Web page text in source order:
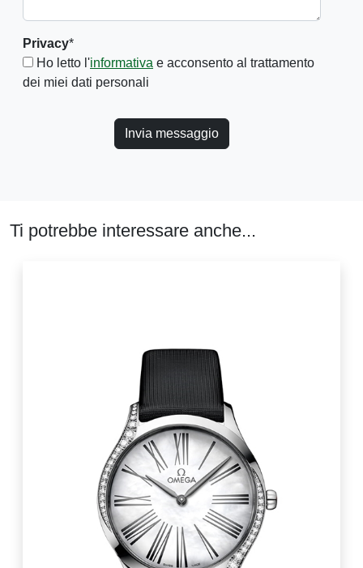
Privacy*
Ho letto l'informativa e acconsento al trattamento
dei miei dati personali
Invia messaggio
Ti potrebbe interessare anche...